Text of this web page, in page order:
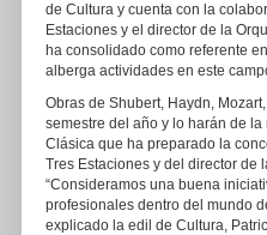
de Cultura y cuenta con la
Estaciones y el director de la
ha consolidado como referente
alberga actividades en este
Obras de Shubert, Haydn,
semestre del año y lo harán de
Clásica que ha preparado la
Tres Estaciones y del director de
“Consideramos una buena
profesionales dentro del mundo
explicado la edil de Cultura,